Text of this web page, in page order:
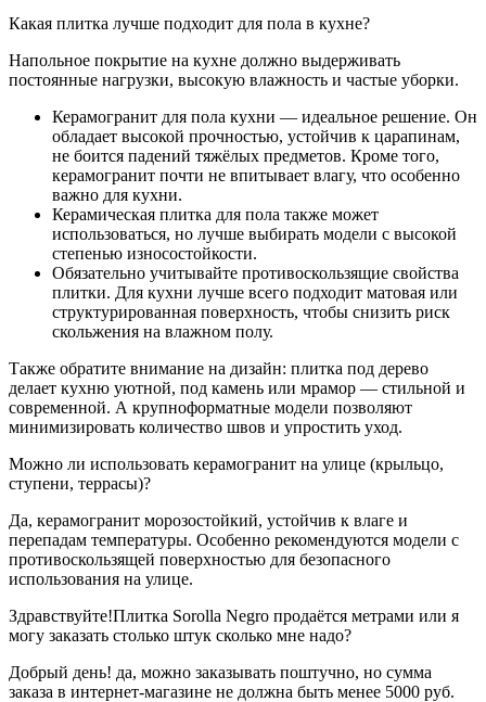
Какая плитка лучше подходит для пола в кухне?
Напольное покрытие на кухне должно выдерживать
постоянные нагрузки, высокую влажность и частые уборки.
Керамогранит для пола кухни — идеальное решение. Он
обладает высокой прочностью, устойчив к царапинам,
не боится падений тяжёлых предметов. Кроме того,
керамогранит почти не впитывает влагу, что особенно
важно для кухни.
Керамическая плитка для пола также может
использоваться, но лучше выбирать модели с высокой
степенью износостойкости.
Обязательно учитывайте противоскользящие свойства
плитки. Для кухни лучше всего подходит матовая или
структурированная поверхность, чтобы снизить риск
скольжения на влажном полу.
Также обратите внимание на дизайн: плитка под дерево
делает кухню уютной, под камень или мрамор — стильной и
современной. А крупноформатные модели позволяют
минимизировать количество швов и упростить уход.
Можно ли использовать керамогранит на улице (крыльцо,
ступени, террасы)?
Да, керамогранит морозостойкий, устойчив к влаге и
перепадам температуры. Особенно рекомендуются модели с
противоскользящей поверхностью для безопасного
использования на улице.
Здравствуйте!Плитка Sorolla Negro продаётся метрами или я
могу заказать столько штук сколько мне надо?
Добрый день! да, можно заказывать поштучно, но сумма
заказа в интернет-магазине не должна быть менее 5000 руб.